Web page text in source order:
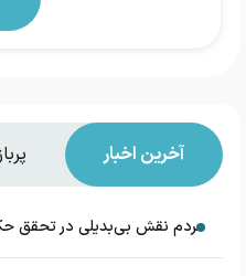
آخرین اخبار
مردم نقش بی‌بدیلی در تحقق